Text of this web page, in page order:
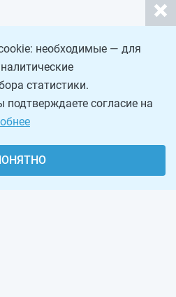
необходимые — для
статистики.
согласие на